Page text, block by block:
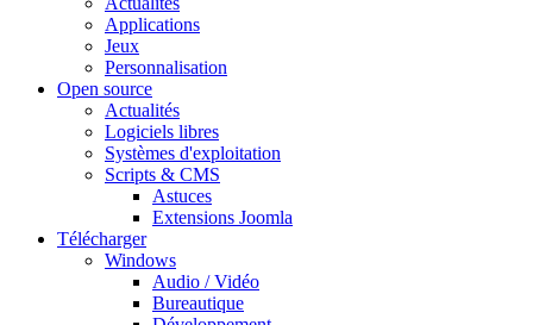
Applications
Jeux
Personnalisation
Open source
Actualités
Logiciels libres
Systèmes d'exploitation
Scripts & CMS
Astuces
Extensions Joomla
Télécharger
Windows
Audio / Vidéo
Bureautique